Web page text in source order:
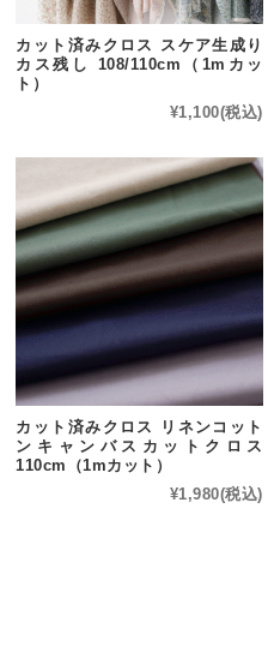
カット済みクロス スケア生成り
カス残し 108/110cm（1mカッ
ト）
¥1,100(税込)
カット済みクロス リネンコット
ンキャンバスカットクロス
110cm（1mカット）
¥1,980(税込)